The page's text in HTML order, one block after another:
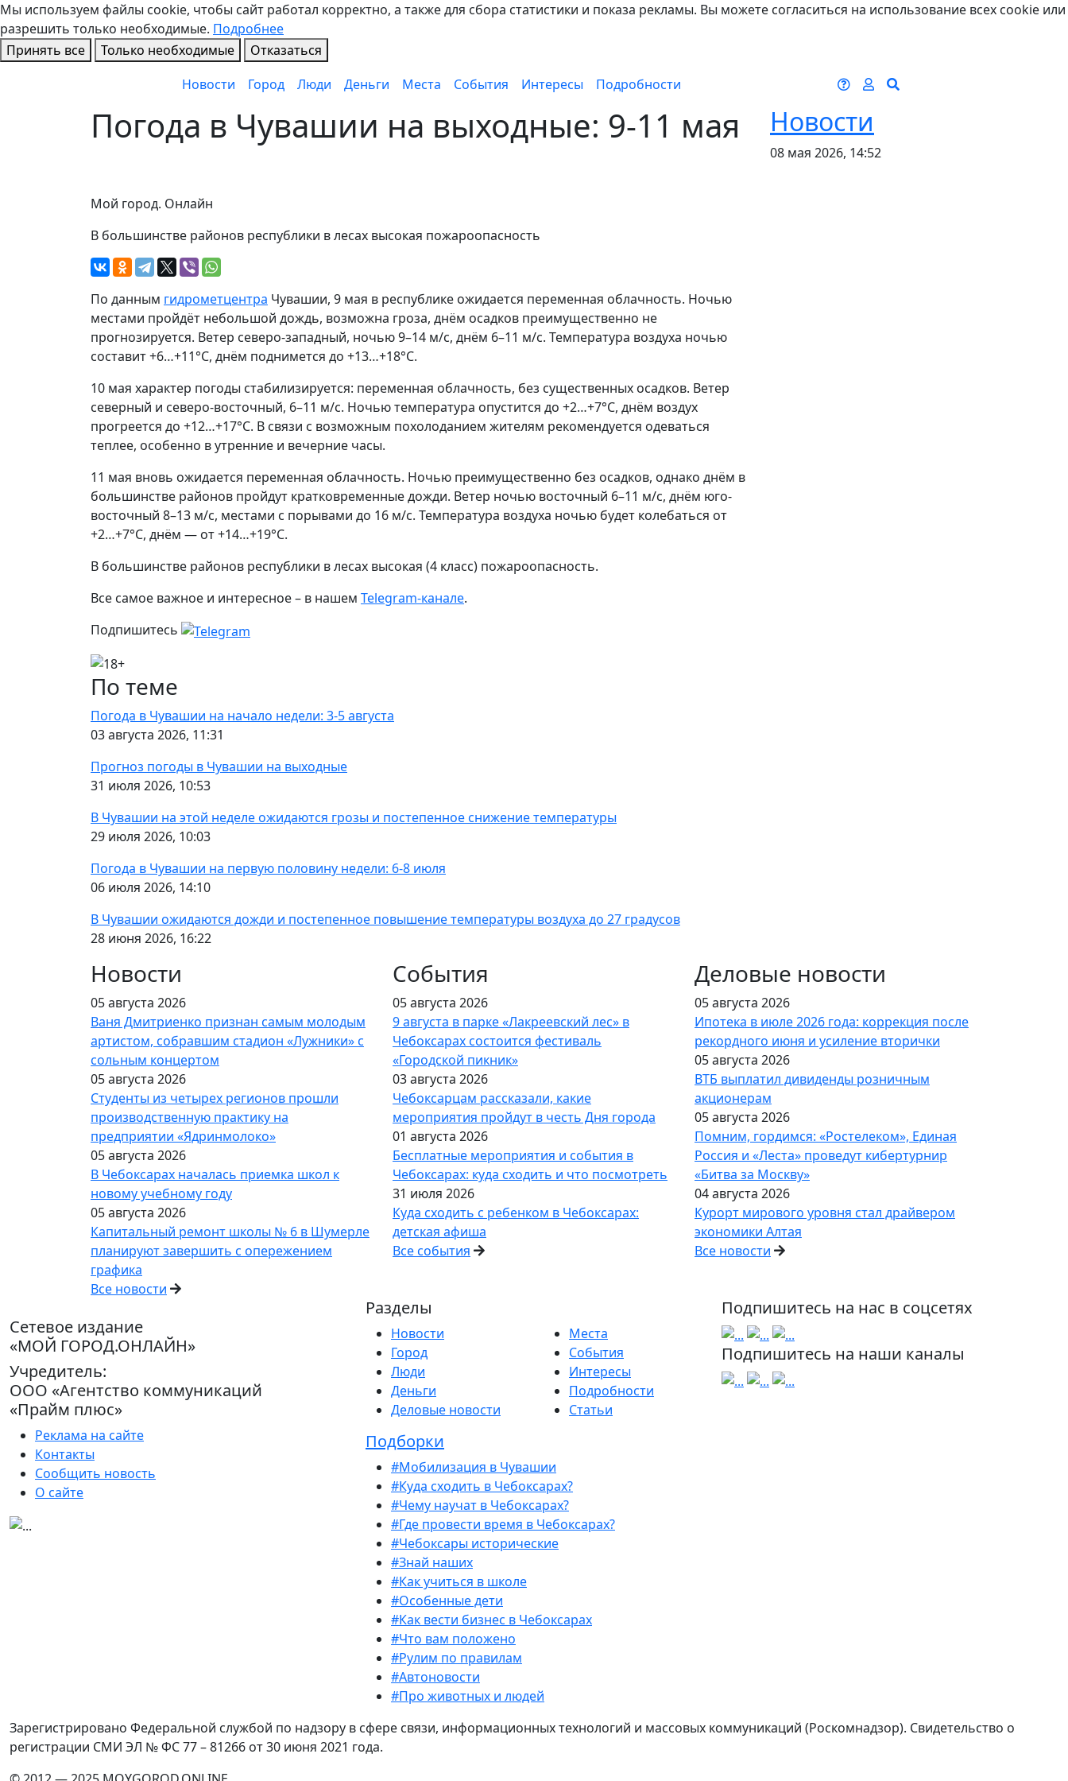
Мы используем файлы cookie, чтобы сайт работал корректно, а также для сбора статистики и показа рекламы. Вы можете согласиться на использование всех cookie или
разрешить только необходимые. Подробнее
Принять все
Только необходимые
Отказаться
Новости
Город Люди Деньги Места События Интересы Подробности
Погода в Чувашии на выходные: 9-11 мая Новости
08 мая 2026, 14:52
Мой город. Онлайн
В большинстве районов республики в лесах высокая пожароопасность
По данным гидрометцентра Чувашии, 9 мая в республике ожидается переменная облачность. Ночью
местами пройдёт небольшой дождь, возможна гроза, днём осадков преимущественно не
прогнозируется. Ветер северо-западный, ночью 9–14 м/с, днём 6–11 м/с. Температура воздуха ночью
составит +6…+11°С, днём поднимется до +13…+18°С.
10 мая характер погоды стабилизируется: переменная облачность, без существенных осадков. Ветер
северный и северо-восточный, 6–11 м/с. Ночью температура опустится до +2…+7°С, днём воздух
прогреется до +12…+17°С. В связи с возможным похолоданием жителям рекомендуется одеваться
теплее, особенно в утренние и вечерние часы.
11 мая вновь ожидается переменная облачность. Ночью преимущественно без осадков, однако днём в
большинстве районов пройдут кратковременные дожди. Ветер ночью восточный 6–11 м/с, днём юго-
восточный 8–13 м/с, местами с порывами до 16 м/с. Температура воздуха ночью будет колебаться от
+2…+7°С, днём — от +14…+19°С.
В большинстве районов республики в лесах высокая (4 класс) пожароопасность.
Все самое важное и интересное – в нашем Telegram-канале.
Подпишитесь
По теме
Погода в Чувашии на начало недели: 3-5 августа
03 августа 2026, 11:31
Прогноз погоды в Чувашии на выходные
31 июля 2026, 10:53
В Чувашии на этой неделе ожидаются грозы и постепенное снижение температуры
29 июля 2026, 10:03
Погода в Чувашии на первую половину недели: 6-8 июля
06 июля 2026, 14:10
В Чувашии ожидаются дожди и постепенное повышение температуры воздуха до 27 градусов
28 июня 2026, 16:22
Новости
05 августа 2026
Ваня Дмитриенко признан самым молодым
артистом, собравшим стадион «Лужники» с
сольным концертом
05 августа 2026
Студенты из четырех регионов прошли
производственную практику на
предприятии «Ядринмолоко»
05 августа 2026
В Чебоксарах началась приемка школ к
новому учебному году
05 августа 2026
Капитальный ремонт школы № 6 в Шумерле
планируют завершить с опережением
графика
Все новости
События
05 августа 2026
9 августа в парке «Лакреевский лес» в
Чебоксарах состоится фестиваль
«Городской пикник»
03 августа 2026
Чебоксарцам рассказали, какие
мероприятия пройдут в честь Дня города
01 августа 2026
Бесплатные мероприятия и события в
Чебоксарах: куда сходить и что посмотреть
31 июля 2026
Куда сходить с ребенком в Чебоксарах:
детская афиша
Все события
Деловые новости
05 августа 2026
Ипотека в июле 2026 года: коррекция после
рекордного июня и усиление вторички
05 августа 2026
ВТБ выплатил дивиденды розничным
акционерам
05 августа 2026
Помним, гордимся: «Ростелеком», Единая
Россия и «Леста» проведут кибертурнир
«Битва за Москву»
04 августа 2026
Курорт мирового уровня стал драйвером
экономики Алтая
Все новости
Сетевое издание
«МОЙ ГОРОД.ОНЛАЙН»
Учредитель:
ООО «Агентство коммуникаций
«Прайм плюс»
Реклама на сайте
Контакты
Сообщить новость
О сайте
Разделы
Новости
Город
Люди
Деньги
Деловые новости
Места
События
Интересы
Подробности
Статьи
Подборки
#Мобилизация в Чувашии
#Куда сходить в Чебоксарах?
#Чему научат в Чебоксарах?
#Где провести время в Чебоксарах?
#Чебоксары исторические
#Знай наших
#Как учиться в школе
#Особенные дети
#Как вести бизнес в Чебоксарах
#Что вам положено
#Рулим по правилам
#Автоновости
#Про животных и людей
Подпишитесь на нас в соцсетях
Подпишитесь на наши каналы
Зарегистрировано Федеральной службой по надзору в сфере связи, информационных технологий и массовых коммуникаций (Роскомнадзор). Свидетельство о
регистрации СМИ ЭЛ № ФС 77 – 81266 от 30 июня 2021 года.